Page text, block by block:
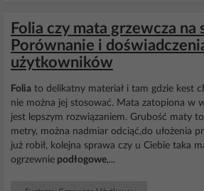
Folia czy mata grzewcza na
Porównanie i
użytkowników
Folia to delikatny materiał i tam gdzie kest
nie można jej stosować. Mata zatopiona w
jest lepszym rozwiązaniem. Grubość maty
metry, można nadmiar odciąć,do ułożenia
już robił, kolejna sprawa czy u Ciebie taka
ogrzewnie podłogowe,...